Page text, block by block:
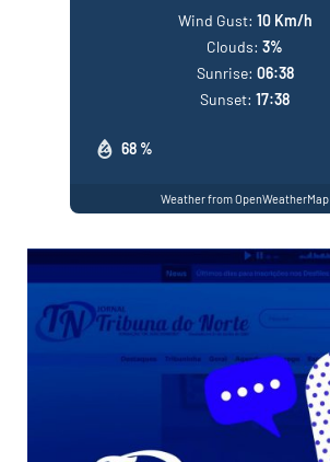
68 %
Wind Gust: 10 Km/h
Clouds: 3%
Sunrise: 06:38
Sunset: 17:38
Weather from OpenWeatherMap